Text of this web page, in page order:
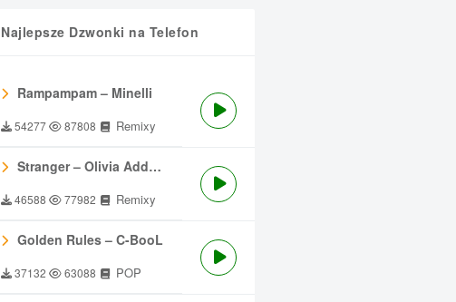
Najlepsze Dzwonki na Telefon
Rampampam – Minelli
54277 87808 Remixy
Stranger – Olivia Addams
46588 77982 Remixy
Golden Rules – C-BooL
37132 63088 POP